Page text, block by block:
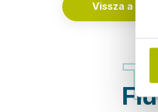
Vissza a